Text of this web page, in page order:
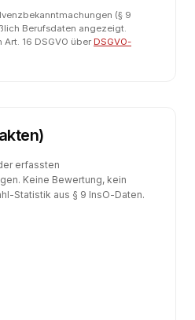
(§ 9
Berufsdaten angezeigt.
16 DSGVO über DSGVO-
erfassten
Keine Bewertung, kein
Statistik aus § 9 InsO-Daten.